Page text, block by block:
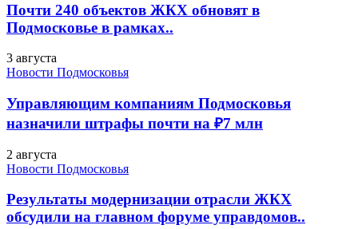
Почти 240 объектов ЖКХ обновят в
Подмосковье в рамках..
3 августа
Новости Подмосковья
Управляющим компаниям Подмосковья
назначили штрафы почти на ₽7 млн
2 августа
Новости Подмосковья
Результаты модернизации отрасли ЖКХ
обсудили на главном форуме управдомов..